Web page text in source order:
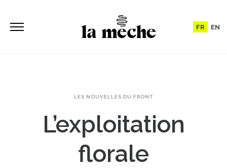
FR EN
LES NOUVELLES DU FRONT
L’exploitation
florale